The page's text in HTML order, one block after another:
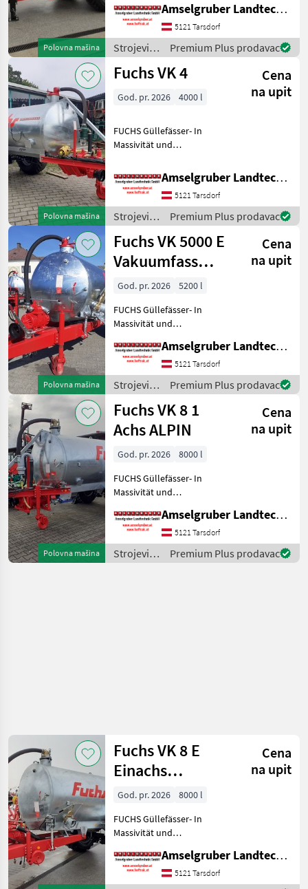
Polovna mašina
(Stärkste Materialstärken +
Beste Materialen und Beste
Komponenten der
führenden TOP Hersteller!)
Sei
Amselgruber Landtechnik GmbH
5121 Tarsdorf
Strojevi
za
đubrenje,
navodnjavanje
Premium Plus prodavac
Polovna mašina
Fuchs VK 4
Cena
na upit
God. pr. 2026 4000 l
FUCHS Güllefässer- In
Massivität und
(Stärkste Materialstärken +
Beste Materialen und Beste
Komponenten der
führenden TOP Hersteller!)
Sei
Amselgruber Landtechnik GmbH
5121 Tarsdorf
Strojevi
za
đubrenje,
gnojenje i
navodnjavanje
/ Fuchs
Premium Plus prodavac
Polovna mašina
Fuchs VK 5000 E
Vakuumfass
5.200 Liter
Cena
na upit
God. pr. 2026
5200 l
FUCHS Güllefässer- In
Massivität und
(Stärkste Materialstärken +
Beste Materialen und Beste
Komponenten der
führenden TOP Hersteller!)
Sei
Amselgruber Landtechnik GmbH
5121 Tarsdorf
Strojevi
za
đubrenje,
gnojenje i
navodnjavanje
/ Fuchs
Premium Plus prodavac
Polovna mašina
Fuchs VK 8 1
Achs ALPIN
Cena
na upit
God. pr. 2026
8000 l
FUCHS Güllefässer- In
Massivität und
(Stärkste Materialstärken +
Beste Materialen und Beste
Komponenten der
führenden TOP Hersteller!)
Amselgruber Landtechnik GmbH
5121 Tarsdorf
Strojevi
za
Premium Plus prodavac
Fuchs VK 8 E
Einachs
Amselgruber
Edition
Cena
na upit
God. pr. 2026
8000 l
FUCHS Güllefässer- In
Massivität und
(Stärkste Materialstärken +
Beste Materialen und Beste
Amselgruber Landtechnik GmbH
5121 Tarsdorf